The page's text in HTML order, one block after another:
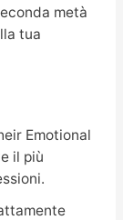
metà
tua
Emotional
il più